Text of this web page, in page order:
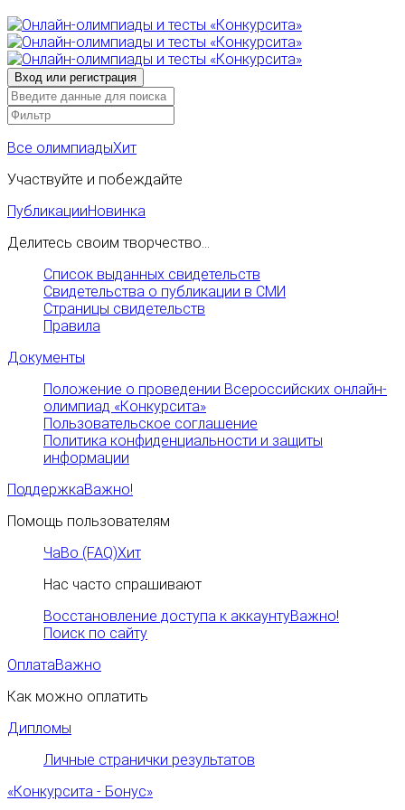
Все олимпиадыХит
Участвуйте и побеждайте
ПубликацииНовинка
Делитесь своим творчество...
Список выданных свидетельств
Свидетельства о публикации в СМИ
Страницы свидетельств
Правила
Документы
Положение о проведении Всероссийских онлайн-
олимпиад «Конкурсита»
Пользовательское соглашение
Политика конфиденциальности и защиты
информации
ПоддержкаВажно!
Помощь пользователям
ЧаВо (FAQ)Хит
Нас часто спрашивают
Восстановление доступа к аккаунтуВажно!
Поиск по сайту
ОплатаВажно
Как можно оплатить
Дипломы
Личные странички результатов
«Конкурсита - Бонус»